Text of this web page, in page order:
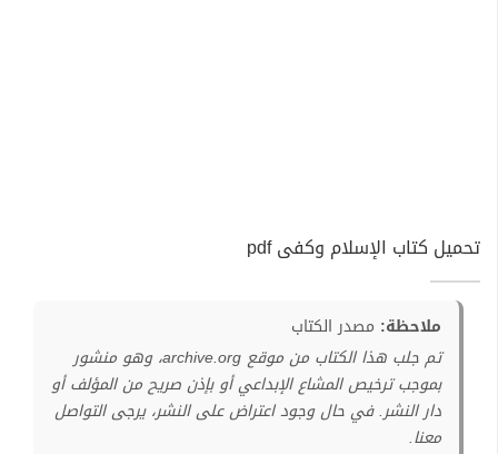
تحميل كتاب الإسلام وكفى pdf
ملاحظة: مصدر الكتاب
تم جلب هذا الكتاب من موقع archive.org، وهو منشور
بموجب ترخيص المشاع الإبداعي أو بإذن صريح من المؤلف أو
دار النشر. في حال وجود اعتراض على النشر، يرجى التواصل
معنا.